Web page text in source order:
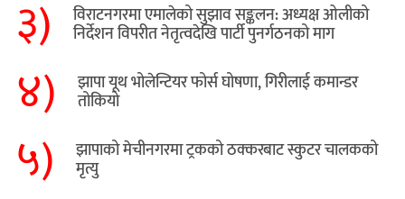
३) विराटनगरमा एमालेको सुझाव सङ्कलन: अध्यक्ष ओलीको
निर्देशन विपरीत नेतृत्वदेखि पार्टी पुनर्गठनको माग
४) झापा यूथ भोलेन्टियर फोर्स घोषणा, गिरीलाई कमान्डर
तोकियो
५) ​झापाको मेचीनगरमा ट्रकको ठक्करबाट स्कुटर चालकको
मृत्यु